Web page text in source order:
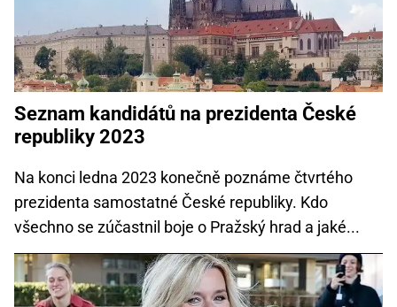
Seznam kandidátů na prezidenta České
republiky 2023
Na konci ledna 2023 konečně poznáme čtvrtého
prezidenta samostatné České republiky. Kdo
všechno se zúčastnil boje o Pražský hrad a jaké...